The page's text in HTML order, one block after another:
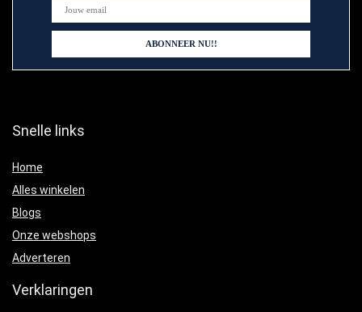
Snelle links
Home
Alles winkelen
Blogs
Onze webshops
Adverteren
Verklaringen